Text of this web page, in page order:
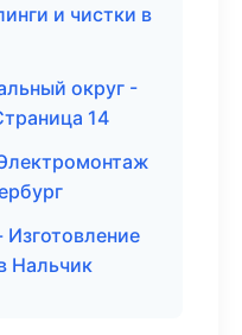
и чистки в
округ -
14
Нальчик